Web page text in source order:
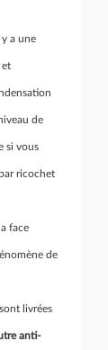
a une
et
de
si vous
ricochet
face
de
livrées
anti-